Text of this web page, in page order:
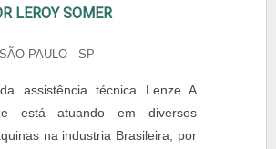
LEROY SOMER
PAULO - SP
assistência técnica Lenze A
está atuando em diversos
na industria Brasileira, por